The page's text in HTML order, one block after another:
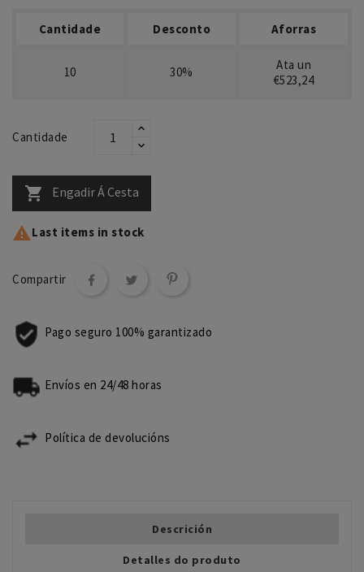
Cantidade Desconto Aforras
10 30%
Ata un
€523,24
Cantidade
 Engadir Á Cesta
 Last items in stock
Compartir
Pago seguro 100% garantizado
Envíos en 24/48 horas
Política de devolucións
Descrición
Detalles do produto